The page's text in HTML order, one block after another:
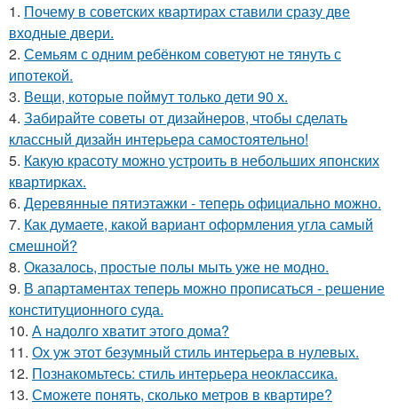
1. Почему в советских квартирах ставили сразу две
входные двери.
2. Семьям с одним ребёнком советуют не тянуть с
ипотекой.
3. Вещи, которые поймут только дети 90 х.
4. Забирайте советы от дизайнеров, чтобы сделать
классный дизайн интерьера самостоятельно!
5. Какую красоту можно устроить в небольших японских
квартирках.
6. Деревянные пятиэтажки - теперь официально можно.
7. Как думаете, какой вариант оформления угла самый
смешной?
8. Оказалось, простые полы мыть уже не модно.
9. В апартаментах теперь можно прописаться - решение
конституционного суда.
10. А надолго хватит этого дома?
11. Ох уж этот безумный стиль интерьера в нулевых.
12. Познакомьтесь: стиль интерьера неоклассика.
13. Сможете понять, сколько метров в квартире?